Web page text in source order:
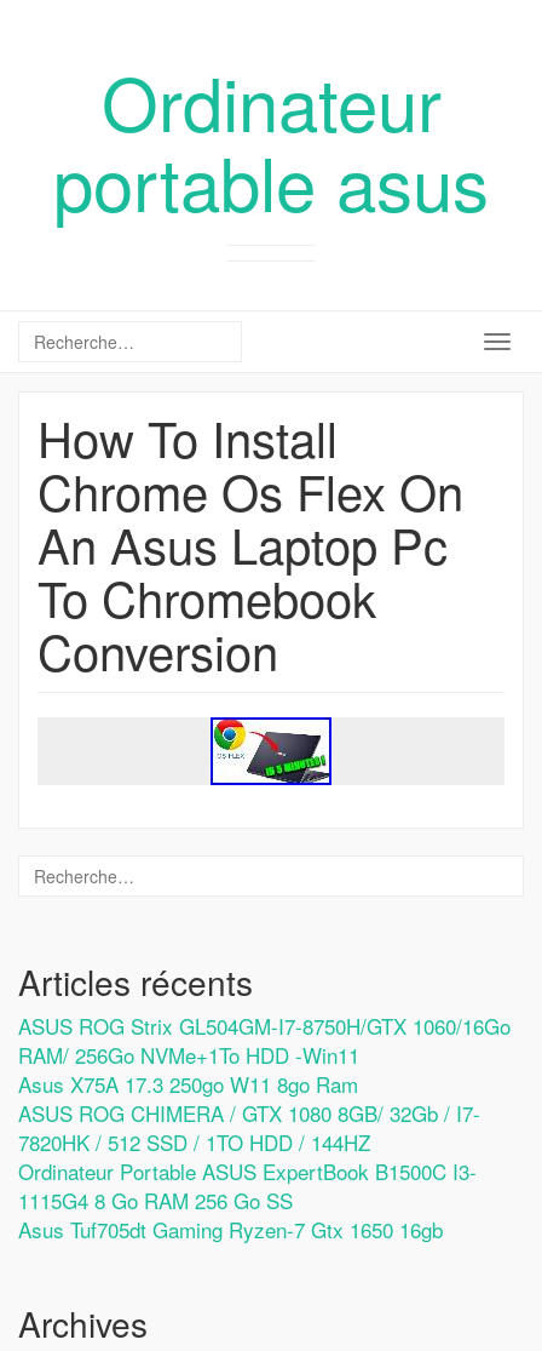
Ordinateur
portable asus
How To Install
Chrome Os Flex On
An Asus Laptop Pc
To Chromebook
Conversion
Articles récents
ASUS ROG Strix GL504GM-I7-8750H/GTX 1060/16Go
RAM/ 256Go NVMe+1To HDD -Win11
Asus X75A 17.3 250go W11 8go Ram
ASUS ROG CHIMERA / GTX 1080 8GB/ 32Gb / I7-
7820HK / 512 SSD / 1TO HDD / 144HZ
Ordinateur Portable ASUS ExpertBook B1500C I3-
1115G4 8 Go RAM 256 Go SS
Asus Tuf705dt Gaming Ryzen-7 Gtx 1650 16gb
Archives